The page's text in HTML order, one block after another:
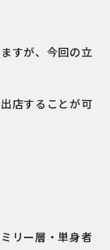
すが、今回の立
店することが可
リー層・単身者